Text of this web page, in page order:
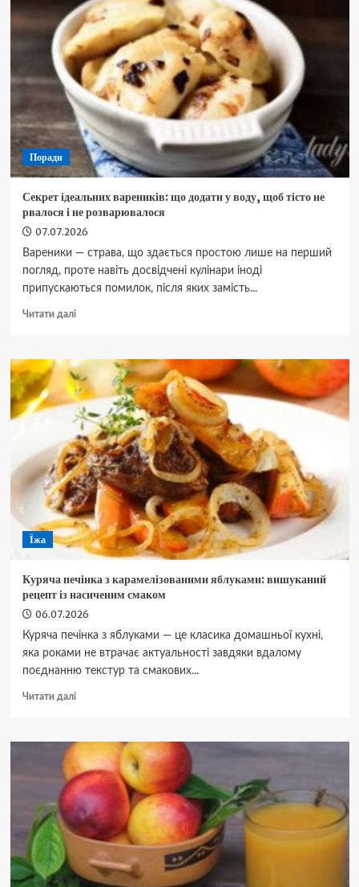
тисячі
авто,
які
українці
купували
найчастіше
за
пів
року
Поради
Секрет ідеальних вареників: що додати у воду, щоб тісто не
рвалося і не розварювалося
07.07.2026
Вареники — страва, що здається простою лише на перший
погляд, проте навіть досвідчені кулінари іноді
припускаються помилок, після яких замість...
Читати даліДокладніше
ідеальних
вареників:
що
додати
у
воду,
щоб
тісто
не
рвалося
і
не
розварювалося
Їжа
Куряча печінка з карамелізованими яблуками: вишуканий
рецепт із насиченим смаком
06.07.2026
Куряча печінка з яблуками — це класика домашньої кухні,
яка роками не втрачає актуальності завдяки вдалому
поєднанню текстур та смакових...
Читати даліДокладніше
печінка
з
карамелізованими
яблуками:
вишуканий
рецепт
із
насиченим
смаком